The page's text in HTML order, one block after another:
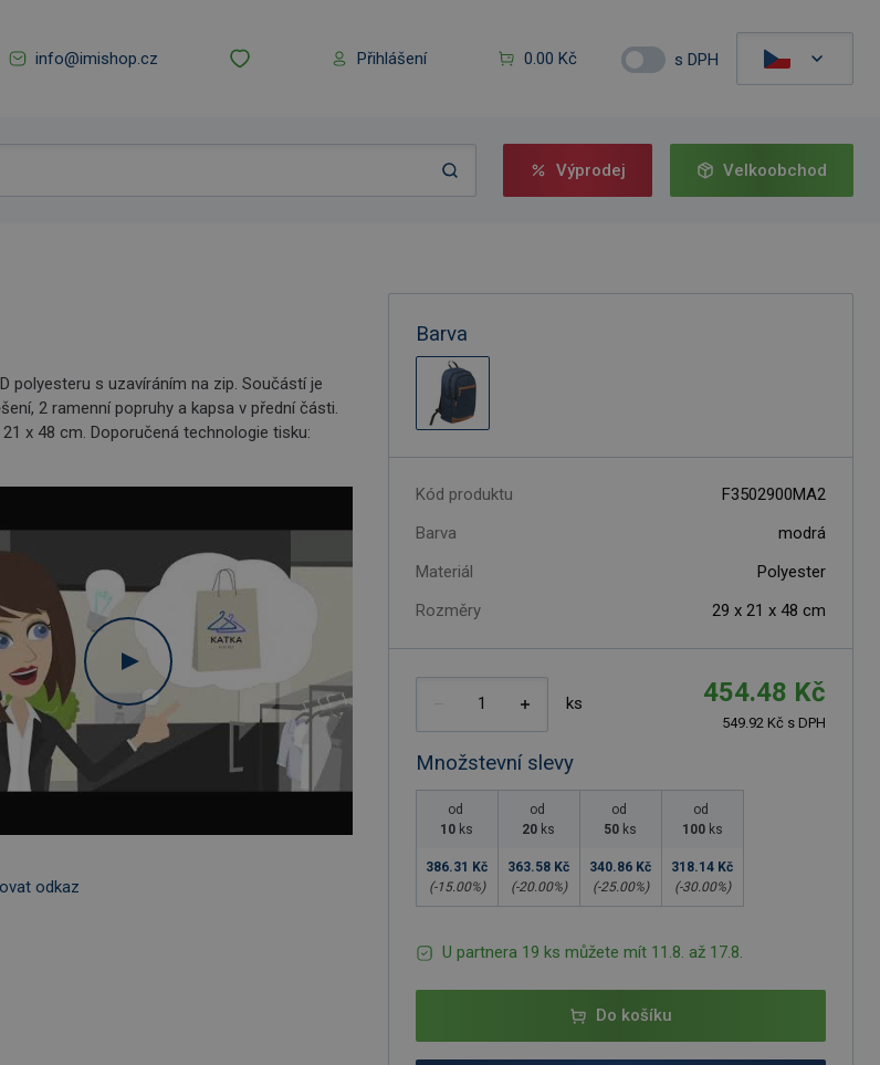
info@imishop.cz Přihlášení 0.00 Kč s DPH
Výprodej Velkoobchod
polyesteru s uzavíráním na zip. Součástí je
2 ramenní popruhy a kapsa v přední části.
x 48 cm. Doporučená technologie tisku:
odkaz
Barva
Kód produktu
F3502900MA2
Barva
modrá
Materiál
Polyester
Rozměry
29 x 21 x 48 cm
ks 454.48 Kč
549.92 Kč s DPH
Množstevní slevy
od
10 ks
386.31 Kč
(-15.00%)
od
20 ks
363.58 Kč
(-20.00%)
od
50 ks
340.86 Kč
(-25.00%)
od
100 ks
318.14 Kč
(-30.00%)
U partnera 19 ks můžete mít 11.8. až 17.8.
Do košíku